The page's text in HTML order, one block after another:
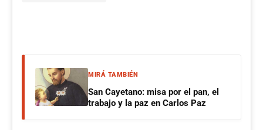
MIRÁ TAMBIÉN
San Cayetano: misa por el pan, el
trabajo y la paz en Carlos Paz